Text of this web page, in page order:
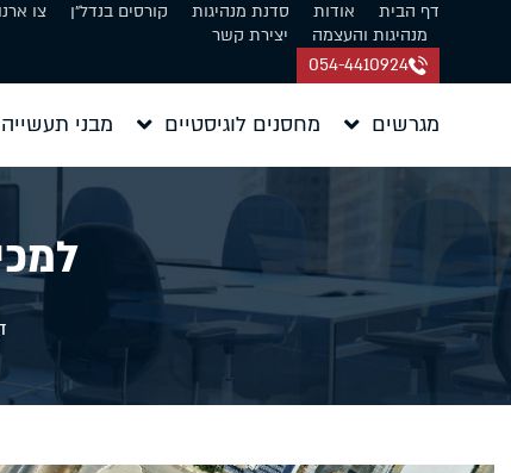
דף הבית אודות סדנת מנהיגות קורסים בנדל״ן צו
מנהיגות והעצמה
יצירת קשר
054-4410924
מגרשים מחסנים לוגיסטיים מבני תעשייה